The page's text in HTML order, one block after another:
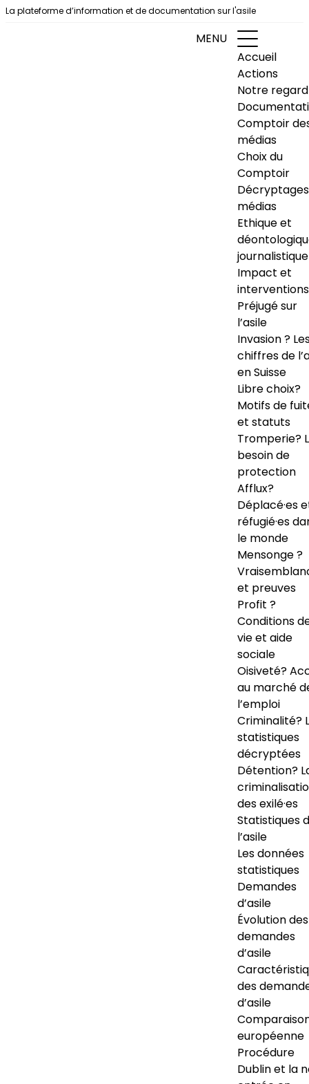
Aller au contenu
La plateforme d’information et de documentation sur l'asile
MENU
Accueil
Actions
Notre regard
Comptoir
médias
Choix du
Comptoir
Décryptages
médias
Ethique et
journalistique
Impact et
interventions
Préjugé sur
l’asile
Invasion ?
chiffres de
en Suisse
Libre choix?
Motifs de
et statuts
Tromperie?
besoin de
protection
Afflux?
Déplacé·es
réfugié·es
le monde
Mensonge ?
et preuves
Profit ?
Conditions
vie et aide
sociale
Oisiveté?
au marché
l’emploi
Criminalité?
statistiques
décryptées
Détention?
des exilé·es
Statistiques
l’asile
Les données
statistiques
Demandes
d’asile
Évolution des
demandes
d’asile
des
d’asile
européenne
Procédure
Dublin et la